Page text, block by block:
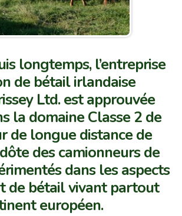
longtemps, l’entreprise
de bétail irlandaise
Ltd. est approuvée
la domaine Classe 2 de
de longue distance de
des camionneurs de
dans les aspects
de bétail vivant partout
européen.